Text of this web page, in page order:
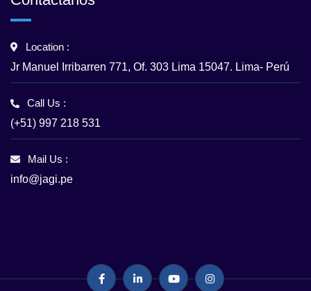
Location :
Jr Manuel Irribarren 771, Of. 303 Lima 15047. Lima- Perú
Call Us :
(+51) 997 218 531
Mail Us :
info@jagi.pe